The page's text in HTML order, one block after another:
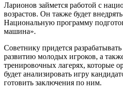
Ларионов займется работой с
возрастов. Он также будет
Национальную программу
машина».
Советнику придется
развитию молодых игроков, а
тренировочных лагерях, которые
будет анализировать игру
готовить заключения по ним.